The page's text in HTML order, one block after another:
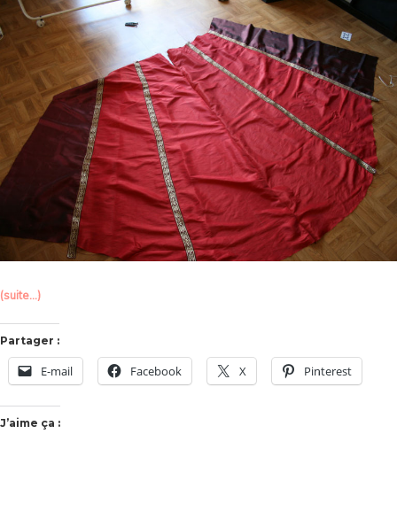
(suite…)
Partager :
E-mail Facebook X Pinterest
J’aime ça :